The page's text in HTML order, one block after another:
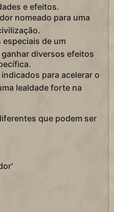
e efeitos.
nomeado para uma
de um
diversos efeitos
para acelerar o
lealdade forte na
que podem ser